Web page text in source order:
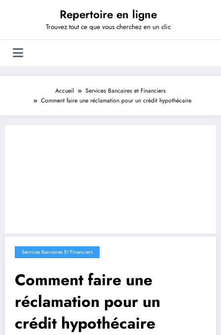
Repertoire en ligne
Trouvez tout ce que vous cherchez en un clic
Accueil
Services Bancaires et Financiers
Comment faire une réclamation pour un crédit hypothécaire
Services Bancaires Et Financiers
Comment faire une
réclamation pour un
crédit hypothécaire